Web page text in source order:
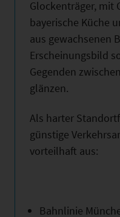
Glockenträger, mit
bayerische Küche
aus gewachsenen
Erscheinungsbild
Gegenden
glänzen.
Als harter
günstige
vorteilhaft aus:
Bahnlinie